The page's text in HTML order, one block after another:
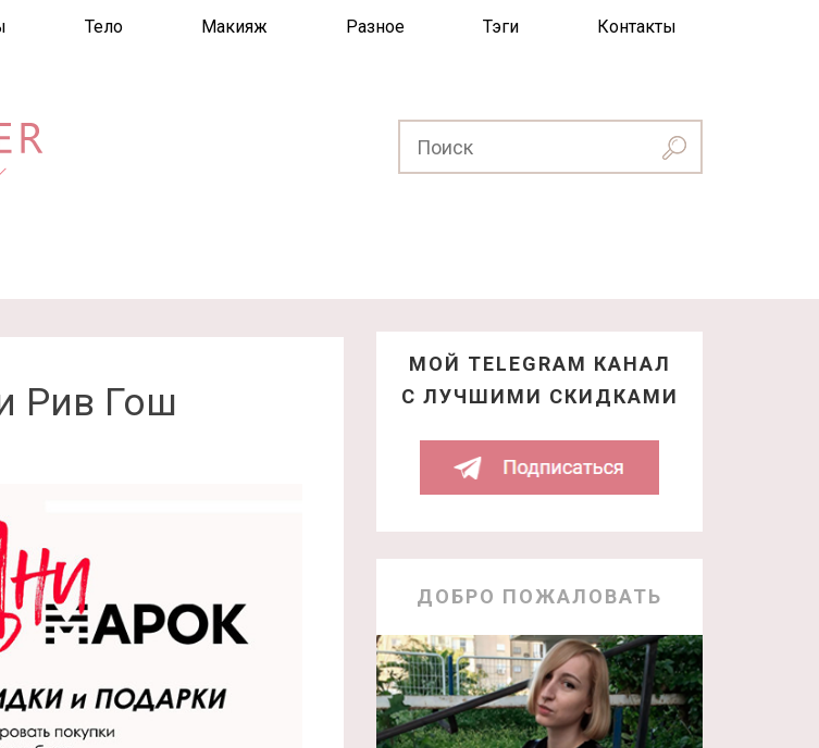
Тело Макияж Разное Тэги Контакты
Рив Гош
МОЙ TELEGRAM КАНАЛ
С ЛУЧШИМИ СКИДКАМИ
ДОБРО ПОЖАЛОВАТЬ